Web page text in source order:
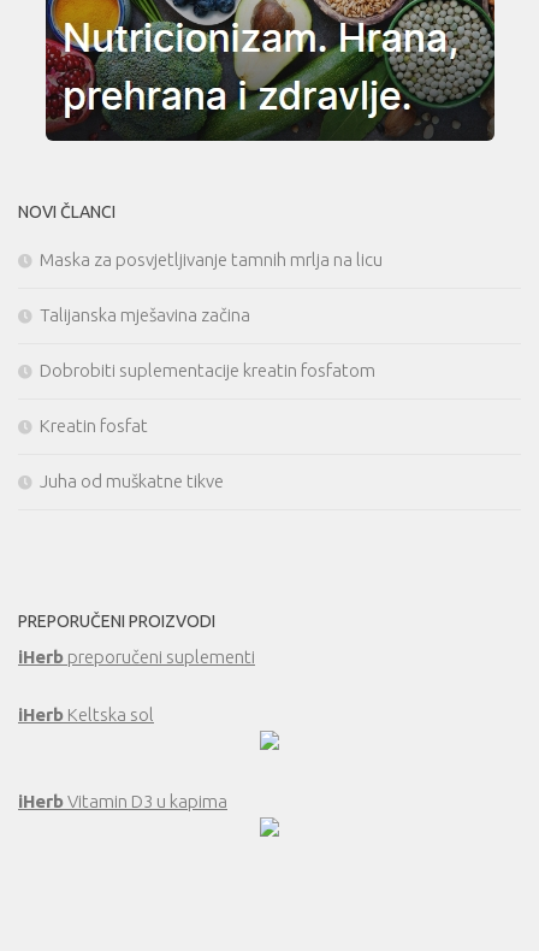
NOVI ČLANCI
Maska za posvjetljivanje tamnih mrlja na licu
Talijanska mješavina začina
Dobrobiti suplementacije kreatin fosfatom
Kreatin fosfat
Juha od muškatne tikve
PREPORUČENI PROIZVODI
iHerb preporučeni suplementi
iHerb Keltska sol
iHerbVitamin D3 u kapima